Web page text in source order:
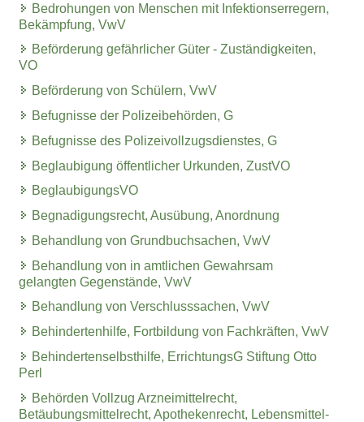
Bedrohungen von Menschen mit Infektionserregern,
Bekämpfung, VwV
Beförderung gefährlicher Güter - Zuständigkeiten,
VO
Beförderung von Schülern, VwV
Befugnisse der Polizeibehörden, G
Befugnisse des Polizeivollzugsdienstes, G
Beglaubigung öffentlicher Urkunden, ZustVO
BeglaubigungsVO
Begnadigungsrecht, Ausübung, Anordnung
Behandlung von Grundbuchsachen, VwV
Behandlung von in amtlichen Gewahrsam
gelangten Gegenstände, VwV
Behandlung von Verschlusssachen, VwV
Behindertenhilfe, Fortbildung von Fachkräften, VwV
Behindertenselbsthilfe, ErrichtungsG Stiftung Otto
Perl
Behörden Vollzug Arzneimittelrecht,
Betäubungsmittelrecht, Apothekenrecht, Lebensmittel-